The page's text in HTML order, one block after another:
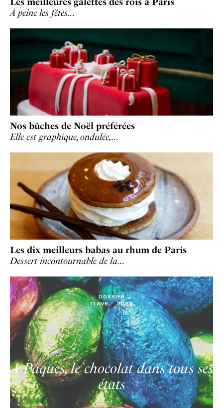
À peine les fêtes…
Nos bûches de Noël préférées
Elle est graphique, ondulée,…
Les dix meilleurs babas au rhum de Paris
Dessert incontournable de la…
DOSSIER
11AVR. 2022
A Pâques, le chocolat dans tous ses
états